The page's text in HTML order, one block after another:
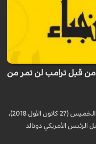
من قبل ترامب لن تمر من
العراق - الكوثر : هددت حركة النجباء، صباح الخميس (27 كانون الأول 2018)،
الأمريكي دونالد